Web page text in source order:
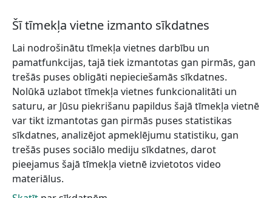
Piesakies jaunumiem!
Pieraksties jaunumiem e-pastā un nepalaid garām
jaunākās aktualitātes.
Vēlos saņemt jaunumus uz norādīto e-pasta adresi.
Šī tīmekļa vietne izmanto sīkdatnes
Lai nodrošinātu tīmekļa vietnes darbību un
pamatfunkcijas, tajā tiek izmantotas gan pirmās, gan
trešās puses obligāti nepieciešamās sīkdatnes.
Nolūkā uzlabot tīmekļa vietnes funkcionalitāti un
saturu, ar Jūsu piekrišanu papildus šajā tīmekļa vietnē
var tikt izmantotas gan pirmās puses statistikas
sīkdatnes, analizējot apmeklējumu statistiku, gan
trešās puses sociālo mediju sīkdatnes, darot
pieejamus šajā tīmekļa vietnē izvietotos video
materiālus.